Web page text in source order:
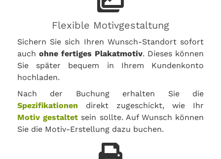
Flexible Motivgestaltung
Sichern Sie sich Ihren Wunsch-Standort sofort
auch ohne fertiges Plakatmotiv. Dieses können
Sie später bequem in Ihrem Kundenkonto
hochladen.
Nach der Buchung erhalten Sie die
Spezifikationen direkt zugeschickt, wie Ihr
Motiv gestaltet sein sollte. Auf Wunsch können
Sie die Motiv-Erstellung dazu buchen.